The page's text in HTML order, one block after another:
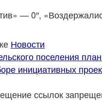
— 0″,
Новости
поселения
инициативных
ссылок